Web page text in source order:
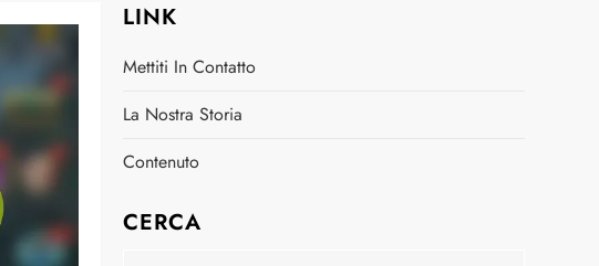
LINK
Mettiti In Contatto
La Nostra Storia
Contenuto
CERCA